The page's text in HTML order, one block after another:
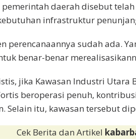
pemerintah daerah disebut
infrastruktur
perencanaannya sudah ada.
benar-benar
jika Kawasan Industri Utara
beroperasi penuh,
Selain itu, kawasan tersebut
Cek Berita dan Artikel